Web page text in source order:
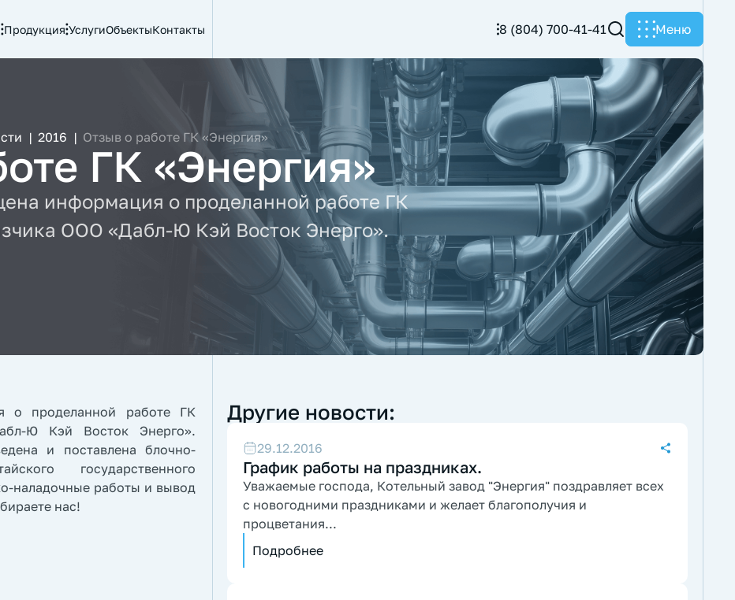
Продукция УслугиОбъектыКонтакты 8 (804) 700-41-41 Меню
| 2016 | Отзыв о работе ГК «Энергия»
ГК «Энергия»
информация о проделанной работе ГК
ООО «Дабл-Ю Кэй Восток Энерго».
о проделанной работе ГК
Ю Кэй Восток Энерго».
и поставлена блочно-
государственного
наладочные работы и вывод
нас!
Другие новости:
29.12.2016
График работы на праздниках.
Уважаемые господа, Котельный завод "Энергия" поздравляет всех
с новогодними праздниками и желает благополучия и
процветания...
Подробнее